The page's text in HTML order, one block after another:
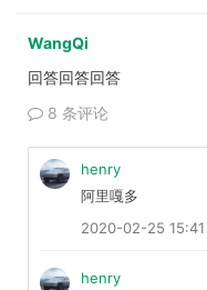
WangQi
回答回答回答
8 条评论
henry
阿里嘎多
2020-02-25 15:41
henry